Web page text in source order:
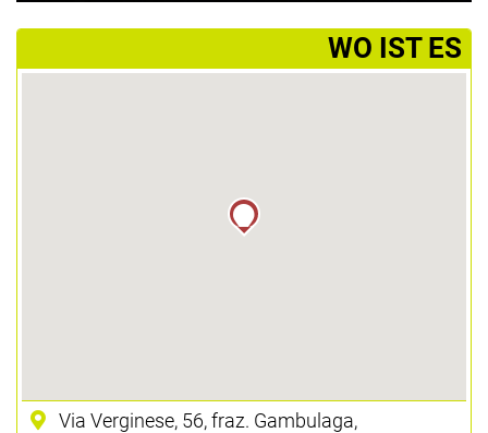
­WO IST ES
Via Verginese, 56, fraz. Gambulaga,